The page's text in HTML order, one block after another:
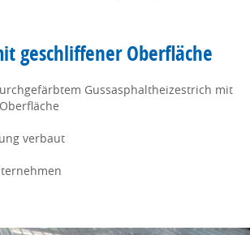
geschliffener Oberfläche
Gussasphaltheizestrich mit
verbaut